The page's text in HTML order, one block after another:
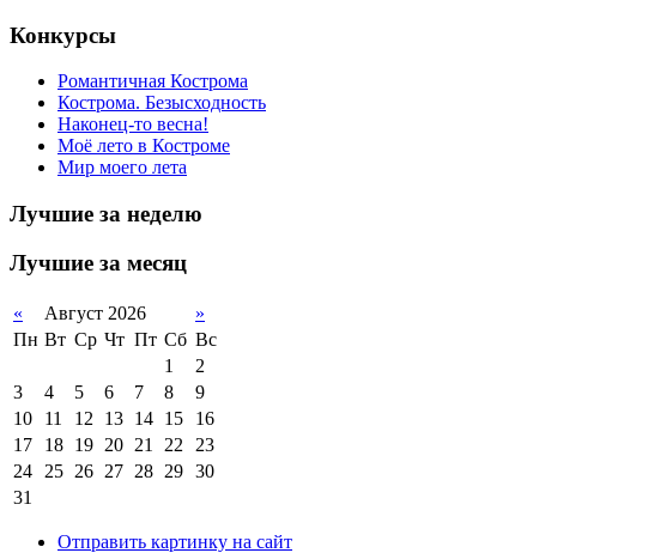
Конкурсы
Романтичная Кострома
Кострома. Безысходность
Наконец-то весна!
Моё лето в Костроме
Мир моего лета
Лучшие за неделю
Лучшие за месяц
« Август 2026
»
Пн Вт Ср Чт Пт Сб Вс
1
2
3
4 5 6 7 8
9
10
11 12 13 14 15
16
17
18 19 20 21 22
23
24
25 26 27 28 29 30
31
Отправить картинку на сайт